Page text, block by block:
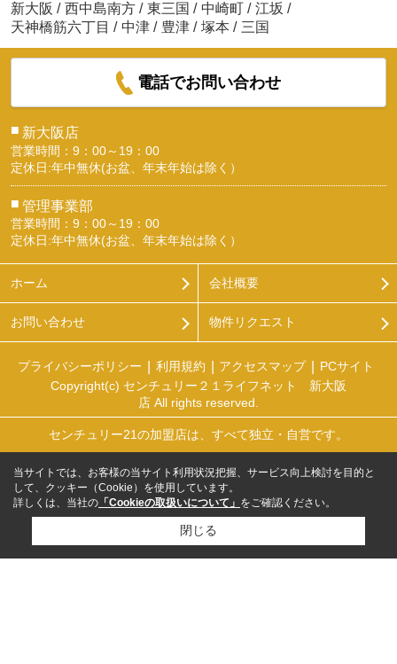
新大阪 / 西中島南方 / 東三国 / 中崎町 / 江坂 /
天神橋筋六丁目 / 中津 / 豊津 / 塚本 / 三国
電話でお問い合わせ
■ 新大阪店
営業時間：9：00～19：00
定休日:年中無休(お盆、年末年始は除く）
■ 管理事業部
営業時間：9：00～19：00
定休日:年中無休(お盆、年末年始は除く）
ホーム 会社概要
お問い合わせ 物件リクエスト
プライバシーポリシー 利用規約 アクセスマップ
PCサイト
Copyright(c) センチュリー２１ライフネット 新大阪
店 All rights reserved.
センチュリー21の加盟店は、すべて独立・自営です。
当サイトでは、お客様の当サイト利用状況把握、サービス向上検討を目的と
して、クッキー（Cookie）を使用しています。
詳しくは、当社の 「Cookieの取扱いについて」 をご確認ください。
閉じる